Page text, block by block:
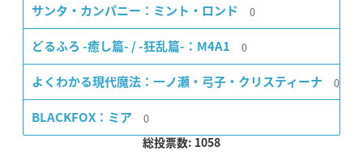
サンタ・カンパニー：ミント・ロンド 0
どるふろ -癒し篇- / -狂乱篇-：M4A1 0
よくわかる現代魔法：一ノ瀬・弓子・クリスティーナ 0
BLACKFOX：ミア 0
総投票数: 1058